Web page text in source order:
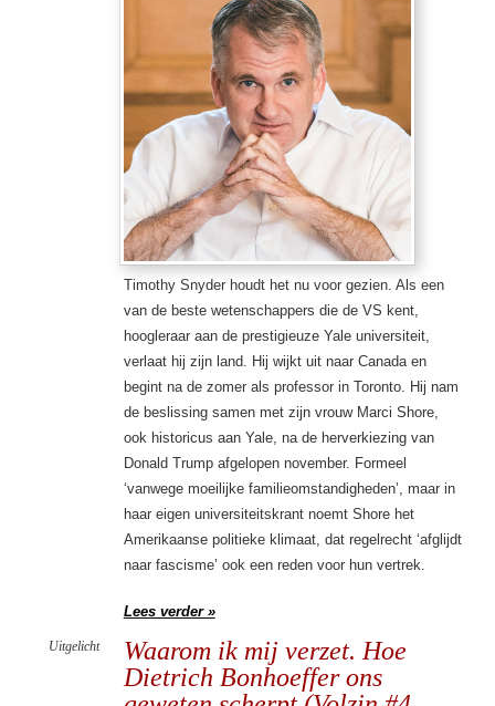
Timothy Snyder houdt het nu voor gezien. Als een
van de beste wetenschappers die de VS kent,
hoogleraar aan de prestigieuze Yale universiteit,
verlaat hij zijn land. Hij wijkt uit naar Canada en
begint na de zomer als professor in Toronto. Hij nam
de beslissing samen met zijn vrouw Marci Shore,
ook historicus aan Yale, na de herverkiezing van
Donald Trump afgelopen november. Formeel
‘vanwege moeilijke familieomstandigheden’, maar in
haar eigen universiteitskrant noemt Shore het
Amerikaanse politieke klimaat, dat regelrecht ‘afglijdt
naar fascisme’ ook een reden voor hun vertrek.
Lees verder »
Waarom ik mij verzet. Hoe
Dietrich Bonhoeffer ons
Uitgelicht